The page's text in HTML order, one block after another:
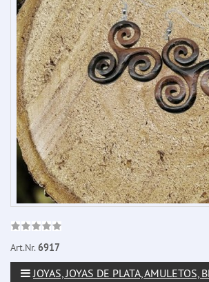
Art.Nr.6917
JOYAS, JOYAS DE PLATA, AMULETOS,